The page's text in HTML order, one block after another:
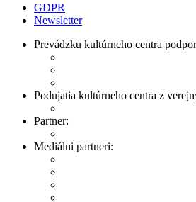
GDPR
Newsletter
Prevádzku kultúrneho centra
Podujatia kultúrneho centra z
Partner:
Mediálni partneri: